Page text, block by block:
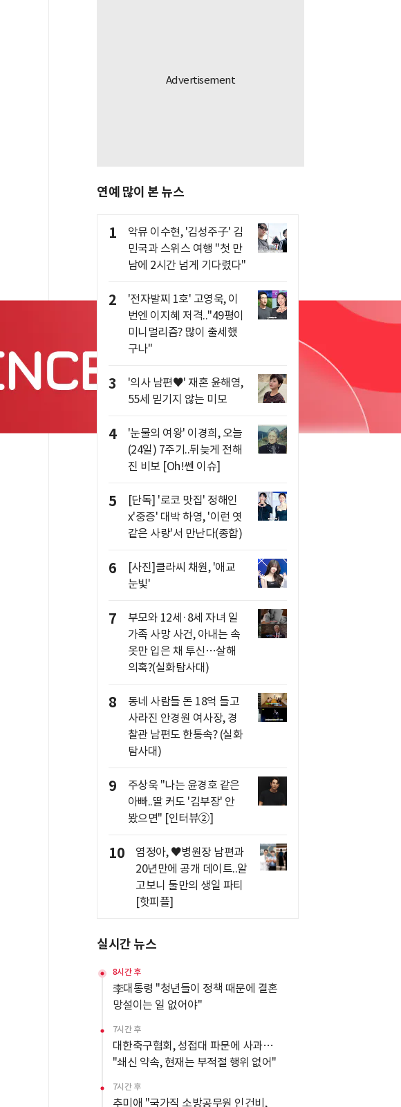
연예 많이 본 뉴스
1
악뮤 이수현, '김성주子' 김
민국과 스위스 여행 "첫 만
남에 2시간 넘게 기다렸다"
2
'전자발찌 1호' 고영욱, 이
번엔 이지혜 저격.."49평이
미니멀리즘? 많이 출세했
구나"
3
'의사 남편♥' 재혼 윤해영,
55세 믿기지 않는 미모
4
'눈물의 여왕' 이경희, 오늘
(24일) 7주기..뒤늦게 전해
진 비보 [Oh!쎈 이슈]
5
[단독] '로코 맛집' 정해인
x'중증' 대박 하영, '이런 엿
같은 사랑'서 만난다(종합)
6
[사진]클라씨 채원, '애교
눈빛'
7
부모와 12세·8세 자녀 일
가족 사망 사건, 아내는 속
옷만 입은 채 투신…살해
의혹?(실화탐사대)
8
동네 사람들 돈 18억 들고
사라진 안경원 여사장, 경
찰관 남편도 한통속? (실화
탐사대)
9
주상욱 "나는 윤경호 같은
아빠..딸 커도 '김부장' 안
봤으면" [인터뷰②]
10
염정아, ♥병원장 남편과
20년만에 공개 데이트..알
고보니 둘만의 생일 파티
[핫피플]
실시간 뉴스
8시간 후
李대통령 "청년들이 정책 때문에 결혼
망설이는 일 없어야"
7시간 후
대한축구협회, 성접대 파문에 사과…
"쇄신 약속, 현재는 부적절 행위 없어"
7시간 후
추미애 "국가직 소방공무원 인건비,